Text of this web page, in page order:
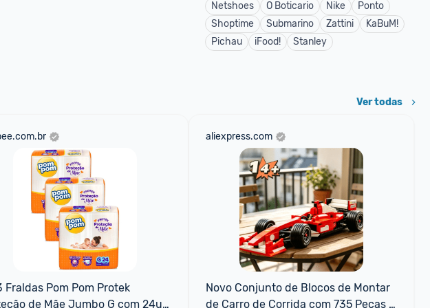
Netshoes O Boticario Nike
Ponto
Shoptime
Submarino Zattini
KaBuM!
Pichau
iFood! Stanley
Ver todas
Fraldas Pom Pom Protek
de Mãe Jumbo G com 24un
aliexpress.com
Novo Conjunto de Blocos de Montar
de Carro de Corrida com 735 Peças